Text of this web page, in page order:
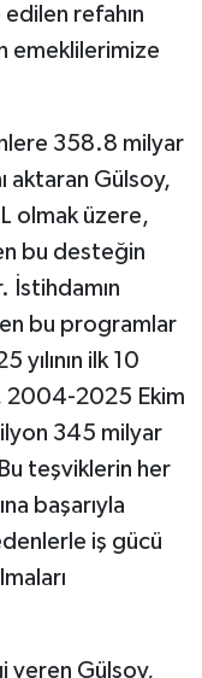
refahın
emeklilerimize
358.8 milyar
aktaran Gülsoy,
olmak üzere,
bu desteğin
İstihdamın
bu programlar
yılının ilk 10
2004-2025 Ekim
345 milyar
teşviklerin her
başarıyla
iş gücü
veren Gülsoy,